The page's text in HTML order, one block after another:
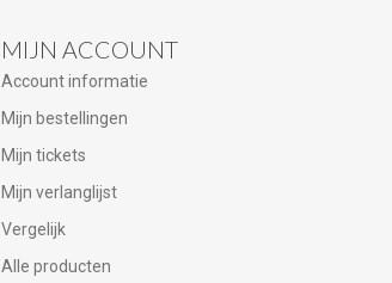
MIJN ACCOUNT
Account informatie
Mijn bestellingen
Mijn tickets
Mijn verlanglijst
Vergelijk
Alle producten